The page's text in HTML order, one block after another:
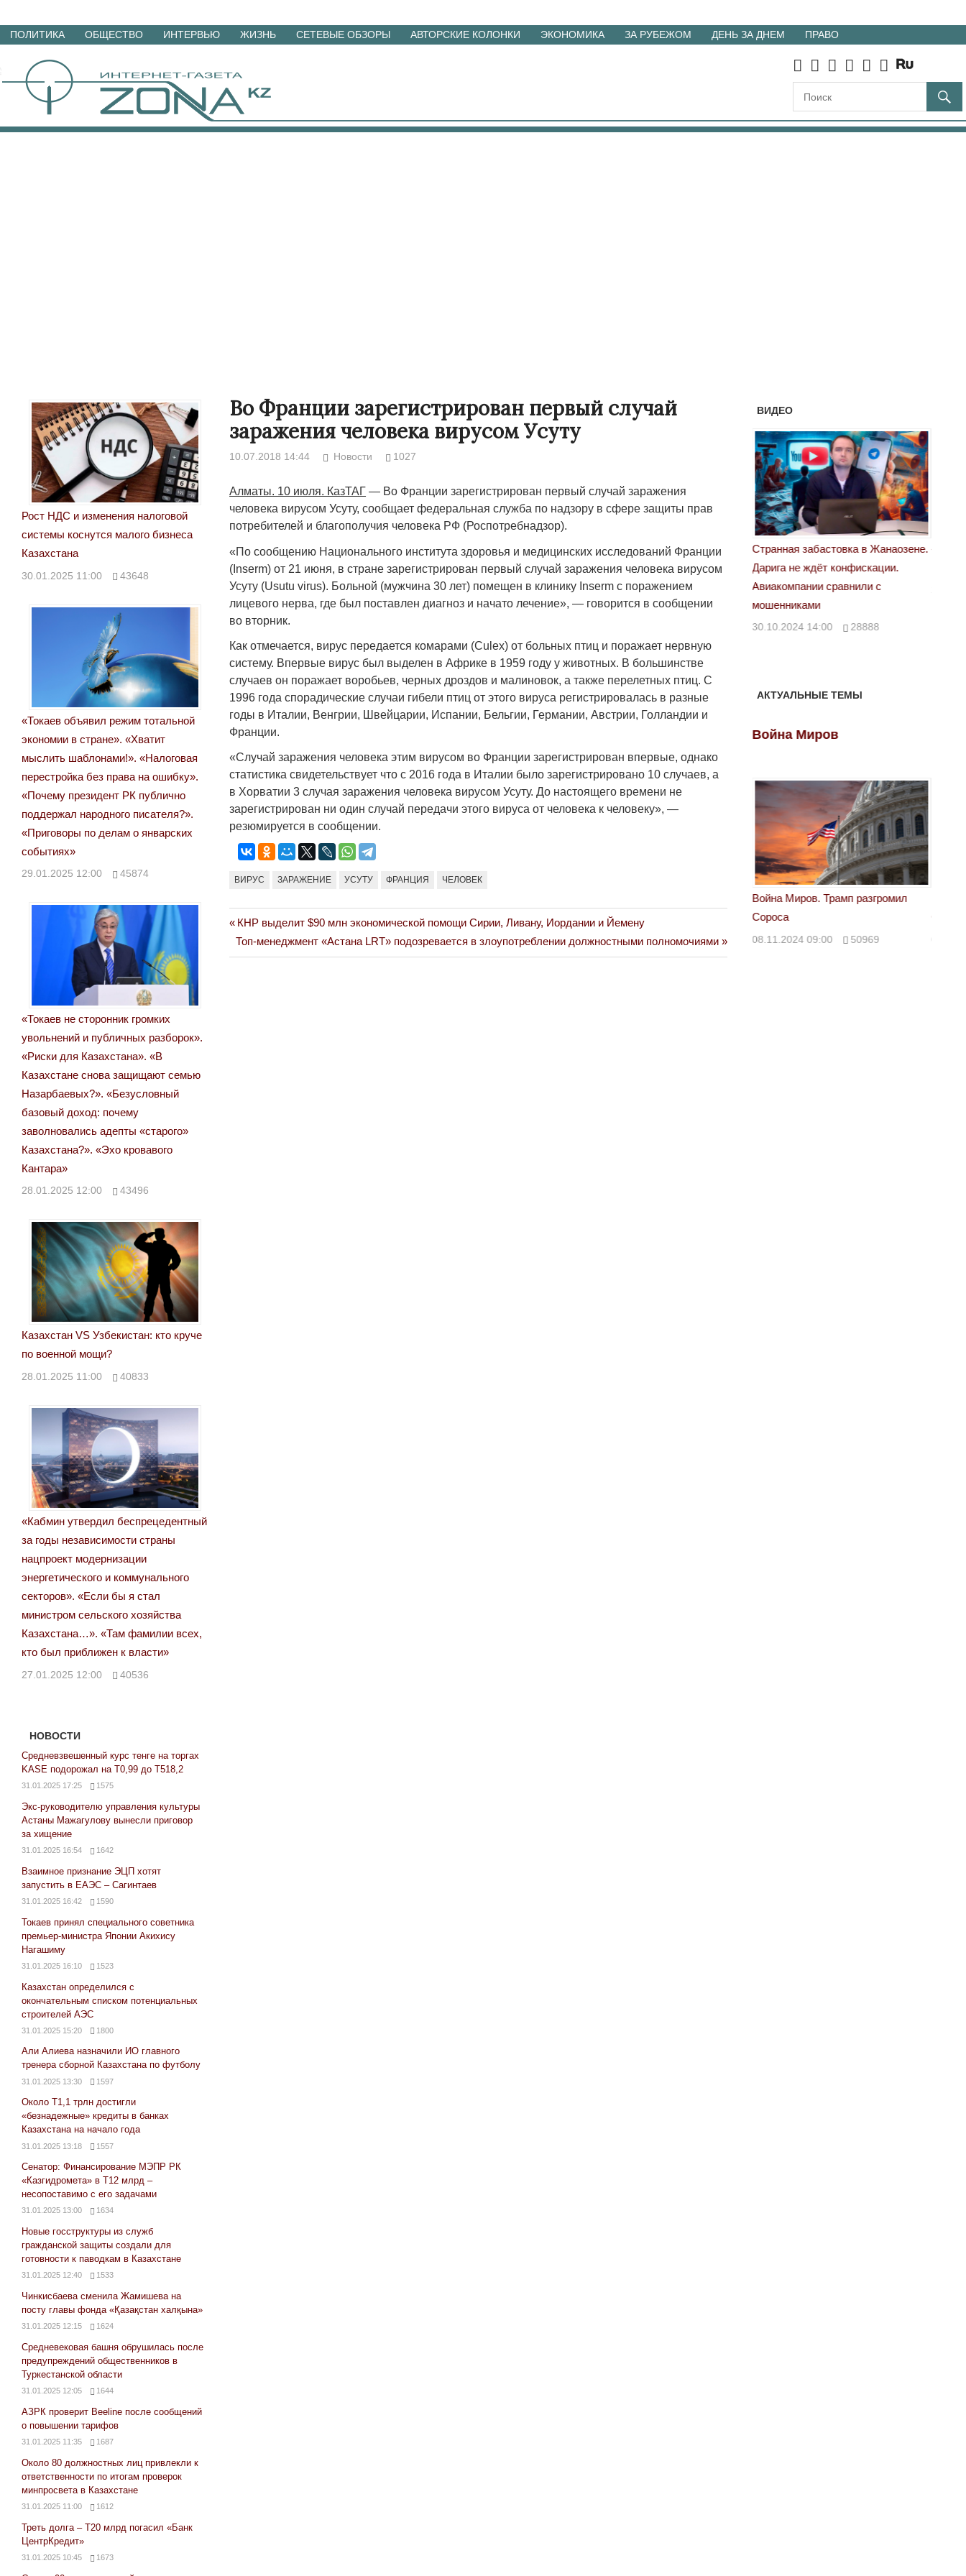
Перейти
материалам
ПОЛИТИКА ОБЩЕСТВО ИНТЕРВЬЮ ЖИЗНЬ СЕТЕВЫЕ ОБЗОРЫ АВТОРСКИЕ КОЛОНКИ ЭКОНОМИКА ЗА РУБЕЖОМ ДЕНЬ ЗА ДНЕМ ПРАВО
Во Франции зарегистрирован первый случай
заражения человека вирусом Усуту
10.07.2018 14:44 Новости 1027
Алматы. 10 июля. КазТАГ — Во Франции зарегистрирован первый случай заражения
человека вирусом Усуту, сообщает федеральная служба по надзору в сфере защиты прав
потребителей и благополучия человека РФ (Роспотребнадзор).
«По сообщению Национального института здоровья и медицинских исследований Франции
(Inserm) от 21 июня, в стране зарегистрирован первый случай заражения человека вирусом
Усуту (Usutu virus). Больной (мужчина 30 лет) помещен в клинику Inserm с поражением
лицевого нерва, где был поставлен диагноз и начато лечение», — говорится в сообщении
во вторник.
Как отмечается, вирус передается комарами (Culex) от больных птиц и поражает нервную
систему. Впервые вирус был выделен в Африке в 1959 году у животных. В большинстве
случаев он поражает воробьев, черных дроздов и малиновок, а также перелетных птиц. С
1996 года спорадические случаи гибели птиц от этого вируса регистрировалась в разные
годы в Италии, Венгрии, Швейцарии, Испании, Бельгии, Германии, Австрии, Голландии и
Франции.
«Случай заражения человека этим вирусом во Франции зарегистрирован впервые, однако
статистика свидетельствует что с 2016 года в Италии было зарегистрировано 10 случаев, а
в Хорватии 3 случая заражения человека вирусом Усуту. До настоящего времени не
зарегистрирован ни один случай передачи этого вируса от человека к человеку», —
резюмируется в сообщении.
ВИРУС ЗАРАЖЕНИЕ УСУТУ ФРАНЦИЯ ЧЕЛОВЕК
Навигация
по
Previous
Post:
КНР выделит $90 млн экономической помощи Сирии, Ливану, Иордании и Йемену
Next
Post:
Топ-менеджмент «Астана LRT» подозревается в злоупотреблении должностными полномочиями
Рост НДС и изменения налоговой
системы коснутся малого бизнеса
Казахстана
30.01.2025 11:00 43648
«Токаев объявил режим тотальной
экономии в стране». «Хватит
мыслить шаблонами!». «Налоговая
перестройка без права на ошибку».
«Почему президент РК публично
поддержал народного писателя?».
«Приговоры по делам о январских
событиях»
29.01.2025 12:00 45874
«Токаев не сторонник громких
увольнений и публичных разборок».
«Риски для Казахстана». «В
Казахстане снова защищают семью
Назарбаевых?». «Безусловный
базовый доход: почему
заволновались адепты «старого»
Казахстана?». «Эхо кровавого
Кантара»
28.01.2025 12:00 43496
Казахстан VS Узбекистан: кто круче
по военной мощи?
28.01.2025 11:00 40833
«Кабмин утвердил беспрецедентный
за годы независимости страны
нацпроект модернизации
энергетического и коммунального
секторов». «Если бы я стал
министром сельского хозяйства
Казахстана…». «Там фамилии всех,
кто был приближен к власти»
27.01.2025 12:00 40536
НОВОСТИ
Средневзвешенный курс тенге на торгах
KASE подорожал на Т0,99 до Т518,2
31.01.2025 17:25 1575
Экс-руководителю управления культуры
Астаны Мажагулову вынесли приговор
за хищение
31.01.2025 16:54 1642
Взаимное признание ЭЦП хотят
запустить в ЕАЭС – Сагинтаев
31.01.2025 16:42 1590
Токаев принял специального советника
премьер-министра Японии Акихису
Нагашиму
31.01.2025 16:10 1523
Казахстан определился с
окончательным списком потенциальных
строителей АЭС
31.01.2025 15:20 1800
Али Алиева назначили ИО главного
тренера сборной Казахстана по футболу
31.01.2025 13:30 1597
Около Т1,1 трлн достигли
«безнадежные» кредиты в банках
Казахстана на начало года
31.01.2025 13:18 1557
Сенатор: Финансирование МЭПР РК
«Казгидромета» в Т12 млрд –
несопоставимо с его задачами
31.01.2025 13:00 1634
Новые госструктуры из служб
гражданской защиты создали для
готовности к паводкам в Казахстане
31.01.2025 12:40 1533
Чинкисбаева сменила Жамишева на
посту главы фонда «Қазақстан халқына»
31.01.2025 12:15 1624
Средневековая башня обрушилась после
предупреждений общественников в
Туркестанской области
31.01.2025 12:05 1644
АЗРК проверит Beeline после сообщений
о повышении тарифов
31.01.2025 11:35 1687
Около 80 должностных лиц привлекли к
ответственности по итогам проверок
минпросвета в Казахстане
31.01.2025 11:00 1612
Треть долга – Т20 млрд погасил «Банк
ЦентрКредит»
31.01.2025 10:45 1673
ВИДЕО
Народ выбрал свет
17.10.2024 17:00 29972
Странная забастовка в Жанаозене.
Дарига не ждёт конфискации.
Авиакомпании сравнили с
мошенниками
«Новый Казахстан не говорит всей
правды»
29.10.2024 09:00 39623
АКТУАЛЬНЫЕ ТЕМЫ
Сороса
08.11.2024 09:00 50969
Война Миров
Война Миров. Трамп разгромил
Сороса
08.11.2024 09:00 50969